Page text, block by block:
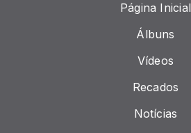
Página Inicial
Álbuns
Vídeos
Recados
Notícias